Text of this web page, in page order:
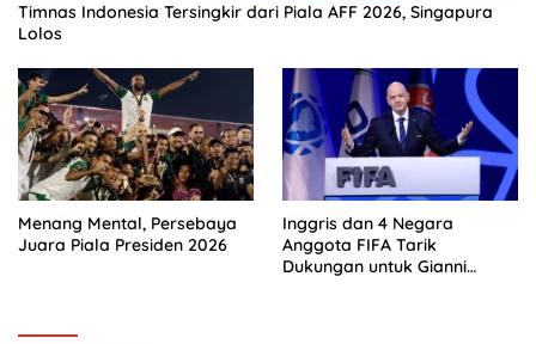
Timnas Indonesia Tersingkir dari Piala AFF 2026, Singapura
Lolos
Menang Mental, Persebaya
Juara Piala Presiden 2026
Inggris dan 4 Negara
Anggota FIFA Tarik
Dukungan untuk Gianni